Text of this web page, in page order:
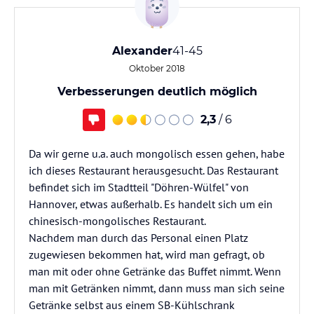
Alexander41-45
Oktober 2018
Verbesserungen deutlich möglich
2,3 / 6
Da wir gerne u.a. auch mongolisch essen gehen, habe
ich dieses Restaurant herausgesucht. Das Restaurant
befindet sich im Stadtteil "Döhren-Wülfel" von
Hannover, etwas außerhalb. Es handelt sich um ein
chinesisch-mongolisches Restaurant.
Nachdem man durch das Personal einen Platz
zugewiesen bekommen hat, wird man gefragt, ob
man mit oder ohne Getränke das Buffet nimmt. Wenn
man mit Getränken nimmt, dann muss man sich seine
Getränke selbst aus einem SB-Kühlschrank